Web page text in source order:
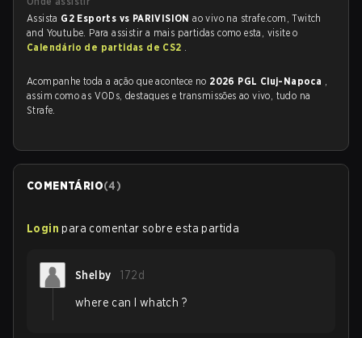
Assista G2 Esports vs PARIVISIONao vivo na strafe.com, Twitch
and Youtube. Para assistir a mais partidas como esta, visite o
Calendário de partidas de CS2 .
Acompanhe toda a ação que acontece no 2026 PGL Cluj-Napoca ,
assim como as VODs, destaques e transmissões ao vivo, tudo na
Strafe.
COMENTÁRIO(4)
Login para comentar sobre esta partida
Shelby 172d
where can I whatch ?